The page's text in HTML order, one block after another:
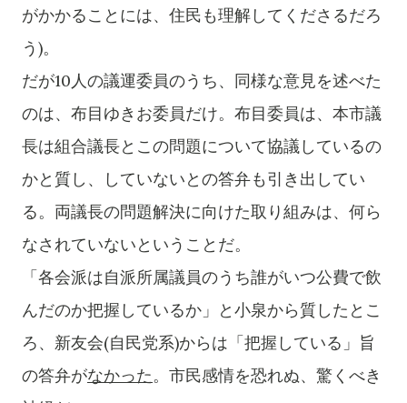
がかかることには、住民も理解してくださるだろ
う)。
だが10人の議運委員のうち、同様な意見を述べた
のは、布目ゆきお委員だけ。 布目委員は、本市議
長は組合議長とこの問題について協議しているの
かと質し、していないとの答弁も引き出してい
る。両議長の問題解決に向けた取り組みは、何ら
なされていないということだ。
「各会派は自派所属議員のうち誰がいつ公費で飲
んだのか把握しているか」と小泉から質したとこ
ろ、新友会(自民党系)からは「把握している」旨
の答弁がなかった。市民感情を恐れぬ、驚くべき